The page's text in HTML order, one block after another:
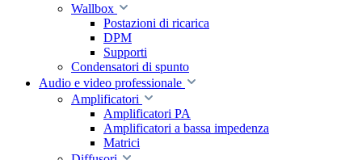
Wallbox
Postazioni di ricarica
DPM
Supporti
Condensatori di spunto
Audio e video professionale
Amplificatori
Amplificatori PA
Amplificatori a bassa impedenza
Matrici